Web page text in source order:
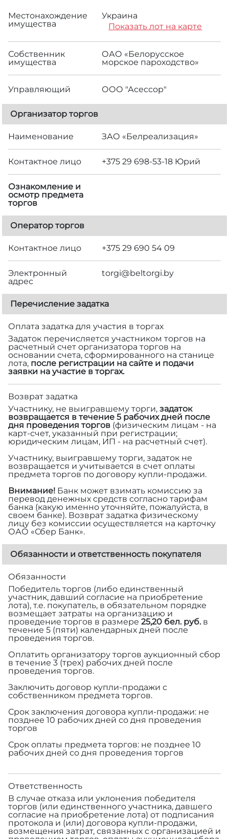
Местонахождение
имущества
Украина
Показать лот на карте
Собственник
имущества
ОАО «Белорусское
морское пароходство»
Управляющий ООО "Асессор"
Организатор торгов
Наименование ЗАО «Белреализация»
Контактное лицо +375 29 698-53-18 Юрий
Ознакомление и
осмотр предмета
торгов
Оператор торгов
Контактное лицо +375 29 690 54 09
Электронный
адрес
torgi@beltorgi.by
Перечисление задатка
Оплата задатка для участия в торгах
Задаток перечисляется участником торгов на
расчетный счет организатора торгов на
основании счета, сформированного на станице
лота, после регистрации на сайте и подачи
заявки на участие в торгах.
Возврат задатка
Участнику, не выигравшему торги, задаток
возвращается в течение 5 рабочих дней после
дня проведения торгов (физическим лицам - на
карт-счет, указанный при регистрации;
юридическим лицам, ИП - на расчетный счет).
Участнику, выигравшему торги, задаток не
возвращается и учитывается в счет оплаты
предмета торгов по договору купли-продажи.
Внимание! Банк может взимать комиссию за
перевод денежных средств согласно тарифам
банка (какую именно уточняйте, пожалуйста, в
своем банке). Возврат задатка физическому
лицу без комиссии осуществляется на карточку
ОАО «Сбер Банк».
Обязанности и ответственность покупателя
Обязанности
Победитель торгов (либо единственный
участник, давший согласие на приобретение
лота), т.е. покупатель, в обязательном порядке
возмещает затраты на организацию и
проведение торгов в размере 25,20 бел. руб.в
течение 5 (пяти) календарных дней после
проведения торгов.
Оплатить организатору торгов аукционный сбор
в течение 3 (трех) рабочих дней после
проведения торгов.
Заключить договор купли-продажи с
собственником предмета торгов.
Срок заключения договора купли-продажи: не
позднее 10 рабочих дней со дня проведения
торгов
Срок оплаты предмета торгов: не позднее 10
рабочих дней со дня проведения торгов
Ответственность
В случае отказа или уклонения победителя
торгов (или единственного участника, давшего
согласие на приобретение лота) от подписания
протокола и (или) договора купли-продажи,
возмещения затрат, связанных с организацией и